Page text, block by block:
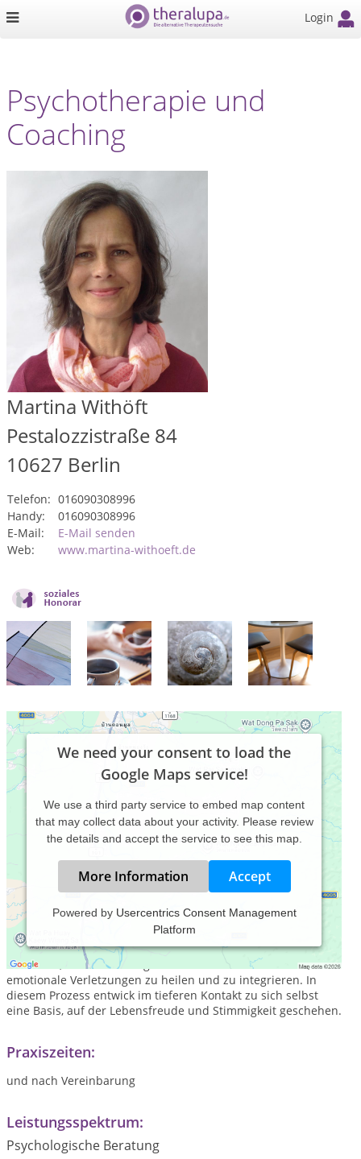
Login
Psychotherapie und
Coaching
Martina Withöft
Pestalozzistraße 84
10627 Berlin
Telefon: 016090308996
Handy:
016090308996
E-Mail:
E-Mail senden
Web:
www.martina-withoeft.de
We need your consent to load the
Google Maps service!
We use a third party service to embed map content
that may collect data about your activity. Please review
the details and accept the service to see this map.
More Information Accept
Powered by Usercentrics Consent Management
Platform
Mein ganzheitlicher Arbeitsansatz ist darauf ausgerichtet,
Fähigkeiten und Ressourcen bewusst zu machen und zu
aktivieren, um Blockierungen zu erkennen und zu lösen,
emotionale Verletzungen zu heilen und zu integrieren. In
diesem Prozess entwick im tieferen Kontakt zu sich selbst
eine Basis, auf der Lebensfreude und Stimmigkeit geschehen.
Praxiszeiten:
und nach Vereinbarung
Leistungsspektrum:
Psychologische Beratung